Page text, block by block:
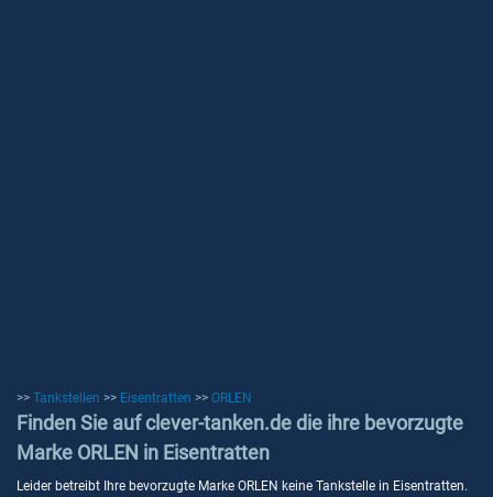
>> Tankstellen >> Eisentratten >> ORLEN
Finden Sie auf clever-tanken.de die ihre bevorzugte
Marke ORLEN in Eisentratten
Leider betreibt Ihre bevorzugte Marke ORLEN keine Tankstelle in Eisentratten.